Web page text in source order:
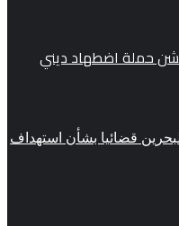
حملة اضطهاد ديني